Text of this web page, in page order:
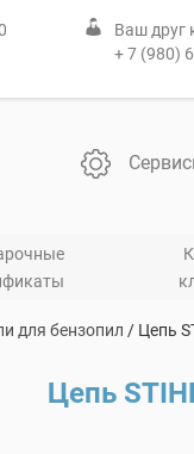
Ваш друг
+ 7 (980)
для бензопил / Цепь
Цепь